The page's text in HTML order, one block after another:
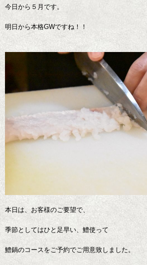
今日から５月です。
明日から本格GWですね！！
本日は、お客様のご要望で、
季節としてはひと足早い、鱧使って
鱧鍋のコースをご予約でご用意致しました。